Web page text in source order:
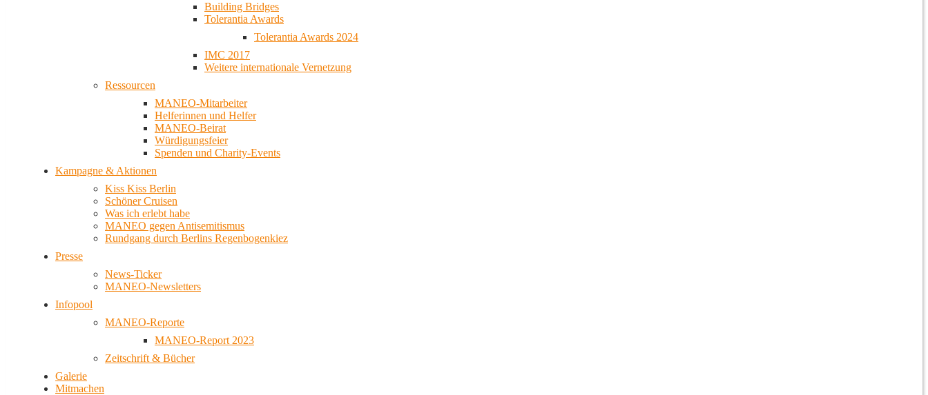
Building Bridges
Tolerantia Awards
Tolerantia Awards 2024
IMC 2017
Weitere internationale Vernetzung
Ressourcen
MANEO-Mitarbeiter
Helferinnen und Helfer
MANEO-Beirat
Würdigungsfeier
Spenden und Charity-Events
Kampagne & Aktionen
Kiss Kiss Berlin
Schöner Cruisen
Was ich erlebt habe
MANEO gegen Antisemitismus
Rundgang durch Berlins Regenbogenkiez
Presse
News-Ticker
MANEO-Newsletters
Infopool
MANEO-Reporte
MANEO-Report 2023
Zeitschrift & Bücher
Galerie
Mitmachen